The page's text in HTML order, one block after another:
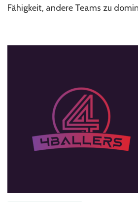
Fähigkeit, andere Teams zu